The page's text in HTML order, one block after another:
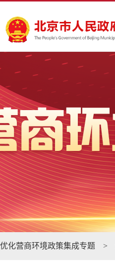
优化营商环境政策集成专题 >